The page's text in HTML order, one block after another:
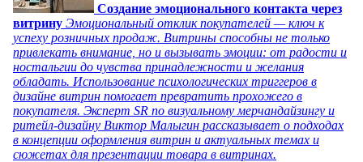
Создание эмоционального контакта через
витрину Эмоциональный отклик покупателей — ключ к
успеху розничных продаж. Витрины способны не только
привлекать внимание, но и вызывать эмоции: от радости и
ностальгии до чувства принадлежности и желания
обладать. Использование психологических триггеров в
дизайне витрин помогает превратить прохожего в
покупателя. Эксперт SR по визуальному мерчандайзингу и
ритейл-дизайну Виктор Малыгин рассказывает о подходах
в концепции оформления витрин и актуальных темах и
сюжетах для презентации товара в витринах.